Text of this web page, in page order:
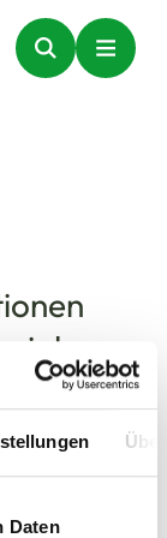
Daten
der